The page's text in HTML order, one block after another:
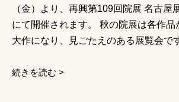
（金）より、再興第109回院展 名古屋
にて開催されます。 秋の院展は各作
大作になり、見ごたえのある展覧会で
続きを読む >